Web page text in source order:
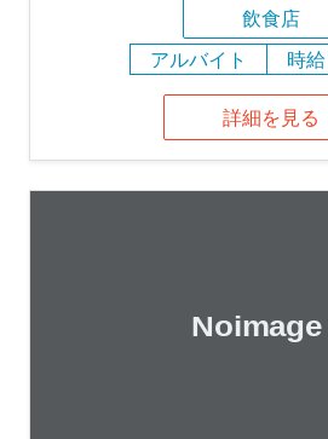
飲食店
アルバイト
時
詳細を見る